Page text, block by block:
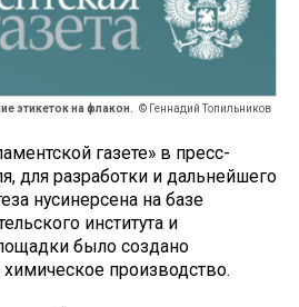
этикеток на флакон. © Геннадий Топильников
газете» в пресс-
для разработки и дальнейшего
нусинерсена на базе
института и
было создано
производство.